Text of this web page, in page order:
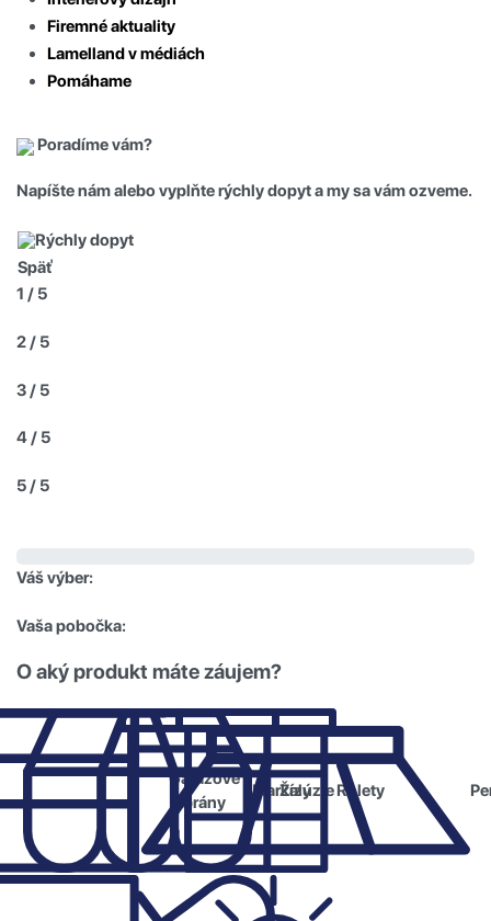
Firemné aktuality
Lamelland v médiách
Pomáhame
Poradíme vám?
Napíšte nám alebo vyplňte rýchly dopyt a my sa vám ozveme.
Rýchly dopyt
Späť
1 / 5
2 / 5
3 / 5
4 / 5
5 / 5
Váš výber:
Vaša pobočka:
O aký produkt máte záujem?
Garážové
brány
Markízy
ŽalúzieRolety